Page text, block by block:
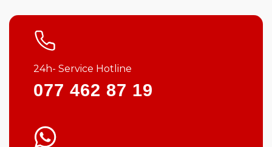
24h- Service Hotline
077 462 87 19